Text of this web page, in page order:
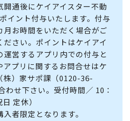
通後にケイアイスター不動
イント付与いたします。付与
月お時間をいただく場合がご
ださい。ポイントはケイアイ
運営するアプリ内での付与と
アプリに関するお問合せはケ
株）家サポ課（0120-36-
わせ下さい。受付時間／ 10：
定休）
者限定となります。